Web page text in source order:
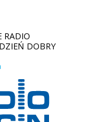
RADIO
DOBRY